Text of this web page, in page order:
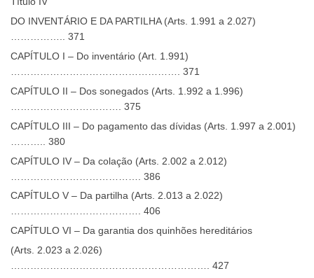
DO INVENTÁRIO E DA PARTILHA (Arts. 1.991 a 2.027)
…………….. 371
CAPÍTULO I – Do inventário (Art. 1.991)
……………………………………………. 371
CAPÍTULO II – Dos sonegados (Arts. 1.992 a 1.996)
……………………………. 375
CAPÍTULO III – Do pagamento das dívidas (Arts. 1.997 a 2.001)
……….. 380
CAPÍTULO IV – Da colação (Arts. 2.002 a 2.012)
…………………………………. 386
CAPÍTULO V – Da partilha (Arts. 2.013 a 2.022)
…………………………………. 406
CAPÍTULO VI – Da garantia dos quinhões hereditários
(Arts. 2.023 a 2.026)
……………………………………………………. 427